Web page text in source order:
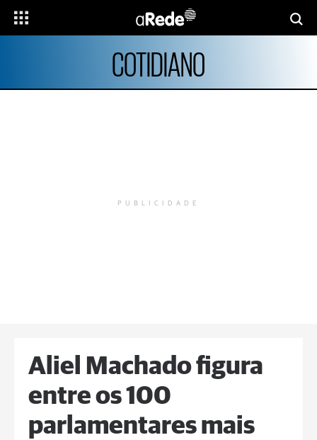
COTIDIANO
PUBLICIDADE
Aliel Machado figura
entre os 100
parlamentares mais